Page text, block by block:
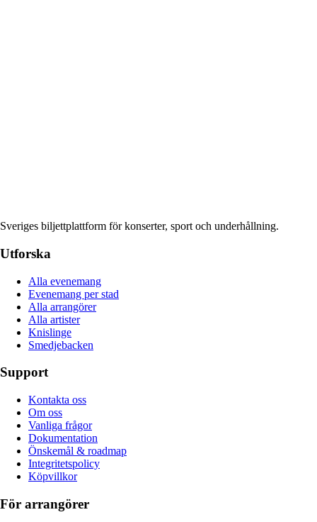
Sveriges biljettplattform för konserter, sport och underhållning.
Utforska
Alla evenemang
Evenemang per stad
Alla arrangörer
Alla artister
Knislinge
Smedjebacken
Support
Kontakta oss
Om oss
Vanliga frågor
Dokumentation
Önskemål & roadmap
Integritetspolicy
Köpvillkor
För arrangörer